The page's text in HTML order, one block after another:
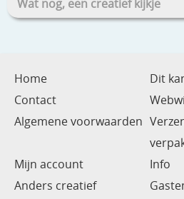
Wat nog, een creatief kijkje
Home
Dit
Contact
Algemene voorwaarden
Mijn account
Info
Anders creatief